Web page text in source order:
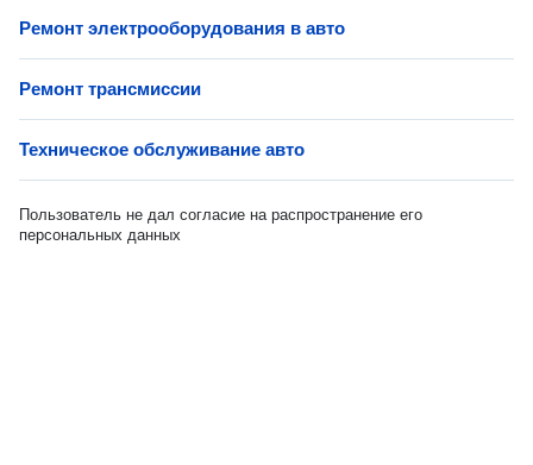
Ремонт электрооборудования в авто
Ремонт трансмиссии
Техническое обслуживание авто
Пользователь не дал согласие на распространение его
персональных данных